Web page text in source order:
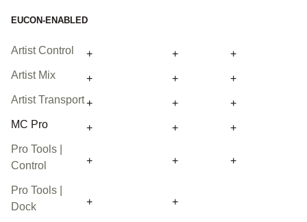
EUCON-ENABLED
Artist Control + +
+
Artist Mix
+ +
+
Artist Transport+ +
+
MC Pro
+ +
+
Pro Tools |
Control
+ + +
Pro Tools |
Dock
+ +